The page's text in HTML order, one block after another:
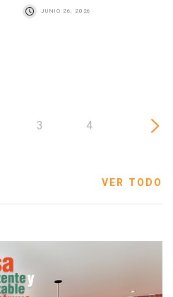
JUNIO 26, 2026
3 4
VER TODO